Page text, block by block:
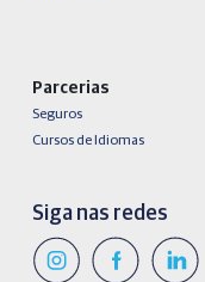
Parcerias
Seguros
Cursos de Idiomas
Siga nas redes